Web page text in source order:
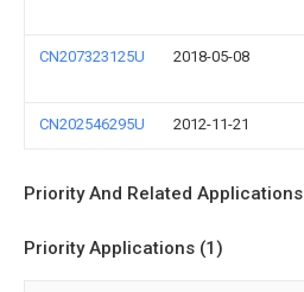
CN207323125U 2018-05-08
CN202546295U 2012-11-21
Priority And Related Applications
Priority Applications (1)